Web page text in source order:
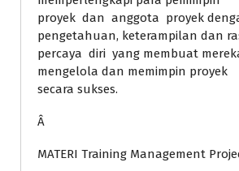
proyek dan anggota proyek
pengetahuan, keterampilan dan
percaya diri yang membuat
mengelola dan memimpin proyek
secara sukses.
Â
MATERI Training Management